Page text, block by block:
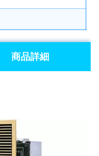
商品詳細